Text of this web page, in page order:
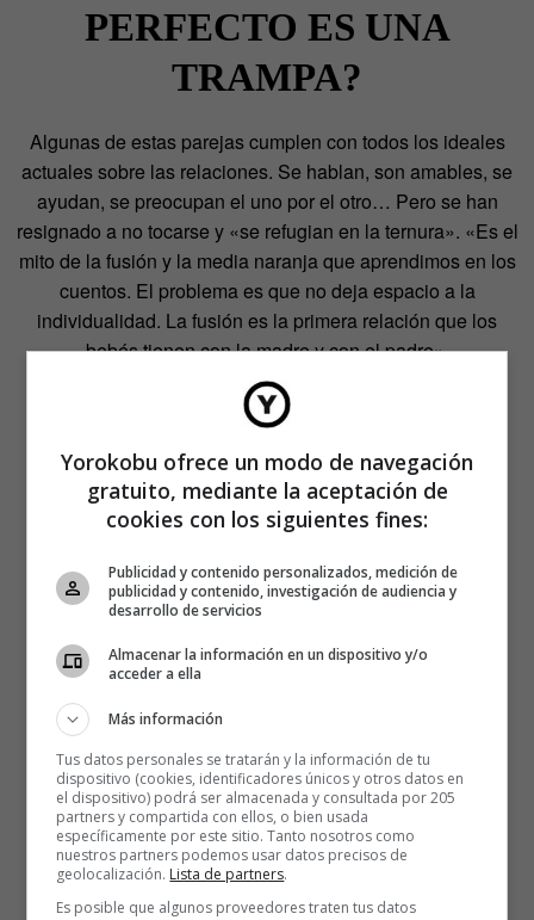
PERFECTO ES UNA
TRAMPA?
Algunas de estas parejas cumplen con todos los ideales
actuales sobre las relaciones. Se hablan, son amables, se
ayudan, se preocupan el uno por el otro… Pero se han
resignado a no tocarse y «se refugian en la ternura». «Es el
mito de la fusión y la media naranja que aprendimos en los
cuentos. El problema es que no deja espacio a la
individualidad. La fusión es la primera relación que los
bebés tienen con la madre y con el padre».
Yorokobu ofrece un modo de navegación
gratuito, mediante la aceptación de
cookies con los siguientes fines:
Publicidad y contenido personalizados, medición de
publicidad y contenido, investigación de audiencia y
desarrollo de servicios
Almacenar la información en un dispositivo y/o
acceder a ella
Más información
Tus datos personales se tratarán y la información de tu
dispositivo (cookies, identificadores únicos y otros datos en
el dispositivo) podrá ser almacenada y consultada por 205
partners y compartida con ellos, o bien usada
específicamente por este sitio. Tanto nosotros como
nuestros partners podemos usar datos precisos de
geolocalización. Lista de partners.
Es posible que algunos proveedores traten tus datos